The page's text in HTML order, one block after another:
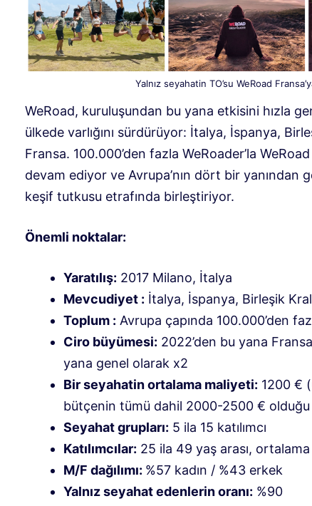
Yalnız seyahatin TO’su WeRoad
WeRoad, kuruluşundan bu yana etkisini hızla
ülkede varlığını sürdürüyor: İtalya, İspanya,
Fransa. 100.000’den fazla WeRoader’la
devam ediyor ve Avrupa’nın dört bir yanından
keşif tutkusu etrafında birleştiriyor.
Önemli noktalar:
Yaratılış: 2017 Milano, İtalya
Mevcudiyet : İtalya, İspanya, Birleşik
Toplum : Avrupa çapında 100.000’den
Ciro büyümesi: 2022’den bu yana
yana genel olarak x2
Bir seyahatin ortalama maliyeti: 1200 €
bütçenin tümü dahil 2000-2500 €
Seyahat grupları: 5 ila 15 katılımcı
Katılımcılar: 25 ila 49 yaş arası,
M/F dağılımı: %57 kadın / %43 erkek
Yalnız seyahat edenlerin oranı: %90